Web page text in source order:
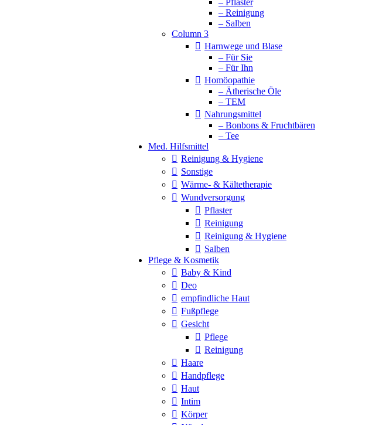
– Reinigung
– Salben
Column 3
Harnwege und Blase
– Für Sie
– Für Ihn
Homöopathie
– Ätherische Öle
– TEM
Nahrungsmittel
– Bonbons & Fruchtbären
– Tee
Med. Hilfsmittel
Reinigung & Hygiene
Sonstige
Wärme- & Kältetherapie
Wundversorgung
Pflaster
Reinigung
Reinigung & Hygiene
Salben
Pflege & Kosmetik
Baby & Kind
Deo
empfindliche Haut
Fußpflege
Gesicht
Pflege
Reinigung
Haare
Handpflege
Haut
Intim
Körper